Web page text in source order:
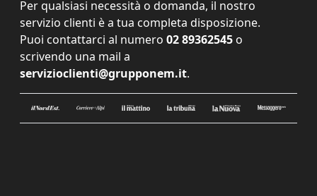
Per qualsiasi necessità o domanda, il nostro
servizio clienti è a tua completa disposizione.
Puoi contattarci al numero 02 89362545 o
scrivendo una mail a
servizioclienti@grupponem.it.